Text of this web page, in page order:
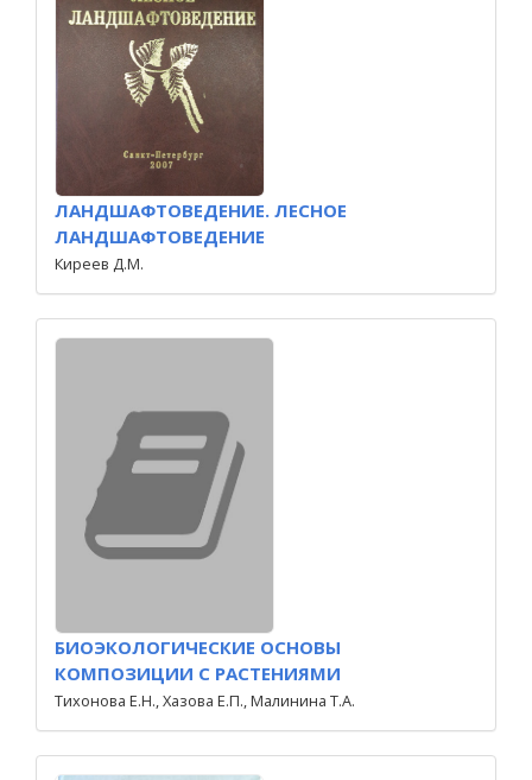
ЛАНДШАФТОВЕДЕНИЕ. ЛЕСНОЕ
ЛАНДШАФТОВЕДЕНИЕ
Киреев Д.М.
БИОЭКОЛОГИЧЕСКИЕ ОСНОВЫ
КОМПОЗИЦИИ С РАСТЕНИЯМИ
Тихонова Е.Н., Хазова Е.П., Малинина Т.А.